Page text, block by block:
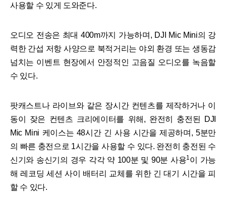
사용할 수 있게 도와준다.
오디오 전송은 최대 400m까지 가능하며, DJI Mic Mini의 강
력한 간섭 저항 사양으로 북적거리는 야외 환경 또는 생동감
넘치는 이벤트 현장에서 안정적인 고음질 오디오를 녹음할
수 있다.
팟캐스트나 라이브와 같은 장시간 컨텐츠를 제작하거나 이
동이 잦은 컨텐츠 크리에이터를 위해, 완전히 충전된 DJI
Mic Mini 케이스는 48시간 긴 사용 시간을 제공하며, 5분만
의 빠른 충전으로 1시간을 사용할 수 있다. 완전히 충전된 수
신기와 송신기의 경우 각각 약 100분 및 90분 사용1이 가능
해 레코딩 세션 사이 배터리 교체를 위한 긴 대기 시간을 피
할 수 있다.